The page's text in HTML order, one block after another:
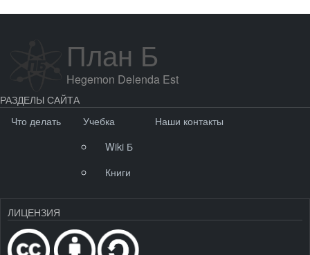
План Б
Hegemon Delenda Est
РАЗДЕЛЫ САЙТА
Что делать
Учебка
Wiki Б
Книги
Наши контакты
ЛИЦЕНЗИЯ